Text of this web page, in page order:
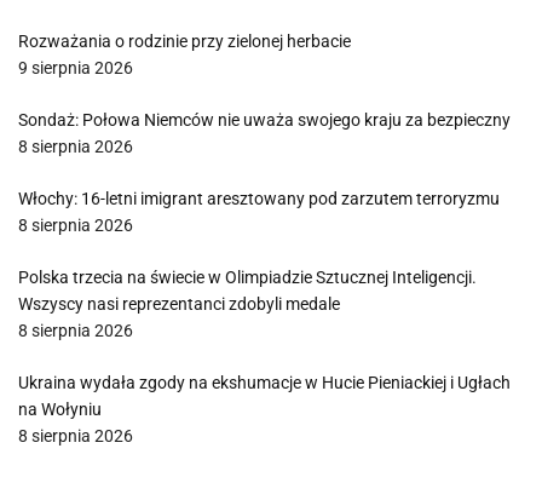
Rozważania o rodzinie przy zielonej herbacie
9 sierpnia 2026
Sondaż: Połowa Niemców nie uważa swojego kraju za bezpieczny
8 sierpnia 2026
Włochy: 16-letni imigrant aresztowany pod zarzutem terroryzmu
8 sierpnia 2026
Polska trzecia na świecie w Olimpiadzie Sztucznej Inteligencji.
Wszyscy nasi reprezentanci zdobyli medale
8 sierpnia 2026
Ukraina wydała zgody na ekshumacje w Hucie Pieniackiej i Ugłach
na Wołyniu
8 sierpnia 2026